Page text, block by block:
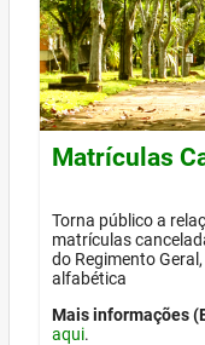
Matrículas
Torna público a
matrículas
do Regimento
alfabética
Mais informações
aqui.